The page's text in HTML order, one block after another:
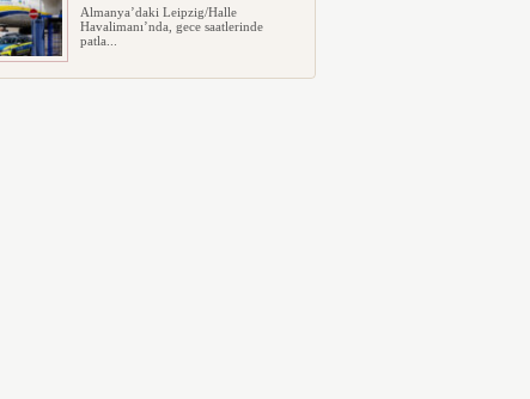
Almanya’daki Leipzig/Halle
Havalimanı’nda, gece saatlerinde
patla...
İtalya, İspanyol’lara pasaport